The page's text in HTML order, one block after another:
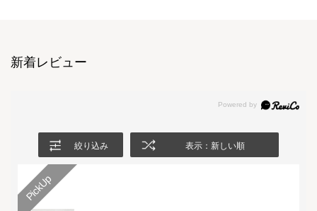
新着レビュー
絞り込み 表示：新しい順